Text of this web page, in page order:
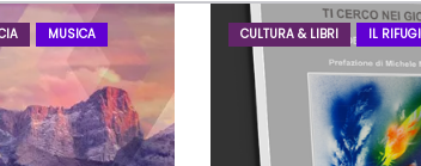
MUSICA
CULTURA & LIBRI IL